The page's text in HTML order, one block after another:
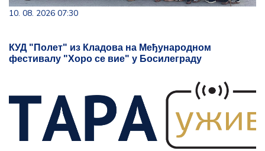
10. 08. 2026 07:30
КУД "Полет" из Кладова на Међународном
фестивалу "Хоро се вие" у Босилеграду